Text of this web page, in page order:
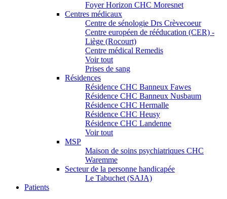
Foyer Horizon CHC Moresnet
Centres médicaux
Centre de sénologie Drs Crèvecoeur
Centre européen de rééducation (CER) -
Liège (Rocourt)
Centre médical Remedis
Voir tout
Prises de sang
Résidences
Résidence CHC Banneux Fawes
Résidence CHC Banneux Nusbaum
Résidence CHC Hermalle
Résidence CHC Heusy
Résidence CHC Landenne
Voir tout
MSP
Maison de soins psychiatriques CHC
Waremme
Secteur de la personne handicapée
Le Tabuchet (SAJA)
Patients